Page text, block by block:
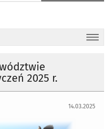
2025 r.
14.03.2025